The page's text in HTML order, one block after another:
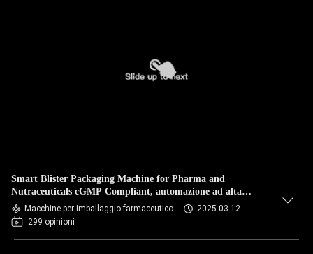
Smart Blister Packaging Machine for Pharma and
Nutraceuticals cGMP Compliant, automazione ad alta
velocità
Macchine per imballaggio farmaceutico
2025-03-12
299 opinioni